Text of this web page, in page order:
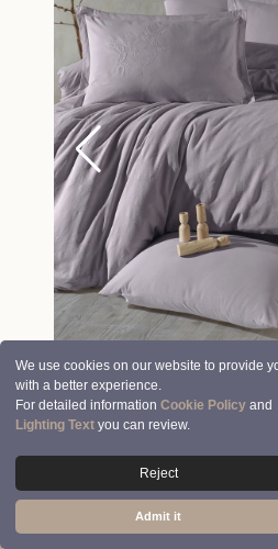
We use cookies on our website to provide
with a better experience.
For detailed informationCookie Policy and
Lighting Text you can review.
Reject
Admit it
© 2026 Clasy | Aran Tekstil San. ve Tic.